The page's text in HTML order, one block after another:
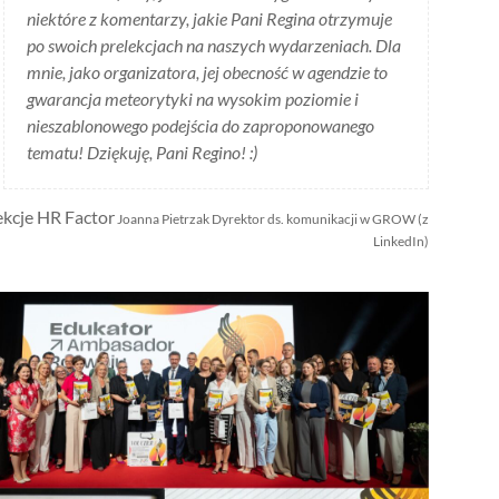
niektóre z komentarzy, jakie Pani Regina otrzymuje
po swoich prelekcjach na naszych wydarzeniach. Dla
mnie, jako organizatora, jej obecność w agendzie to
gwarancja meteorytyki na wysokim poziomie i
nieszablonowego podejścia do zaproponowanego
tematu! Dziękuję, Pani Regino! :)
HR Factor Joanna Pietrzak Dyrektor ds. komunikacji w GROW (z
LinkedIn)